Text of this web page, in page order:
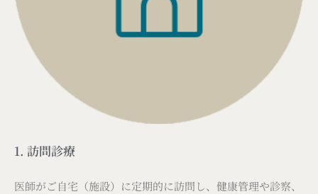
1. 訪問診療
医師がご自宅（施設）に定期的に訪問し、健康管理や診察、